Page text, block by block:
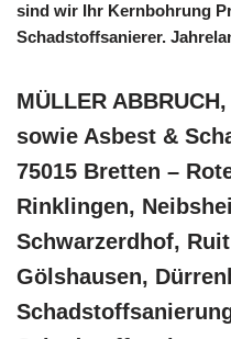
sind wir Ihr Kernbohrung
Schadstoffsanierer.
MÜLLER
sowie Asbest &
75015 Bretten –
Rinklingen,
Schwarzerdhof,
Gölshausen,